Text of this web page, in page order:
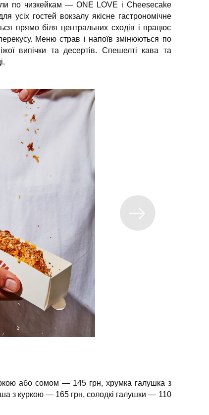
по чизкейкам — ONE LOVE і Cheesecake
усіх гостей вокзалу якісне гастрономічне
прямо біля центральних сходів і працює
Меню страв і напоїв змінюються по
випічки та десертів. Спешелті кава та
або сомом — 145 грн, хрумка галушка з
з куркою — 165 грн, солодкі галушки — 110